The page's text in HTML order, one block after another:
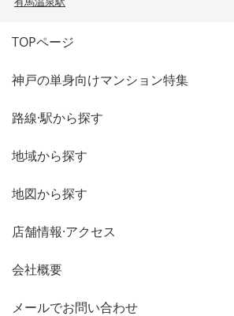
TOPページ
神戸の単身向けマンション特集
路線·駅から探す
地域から探す
地図から探す
店舗情報·アクセス
会社概要
メールでお問い合わせ